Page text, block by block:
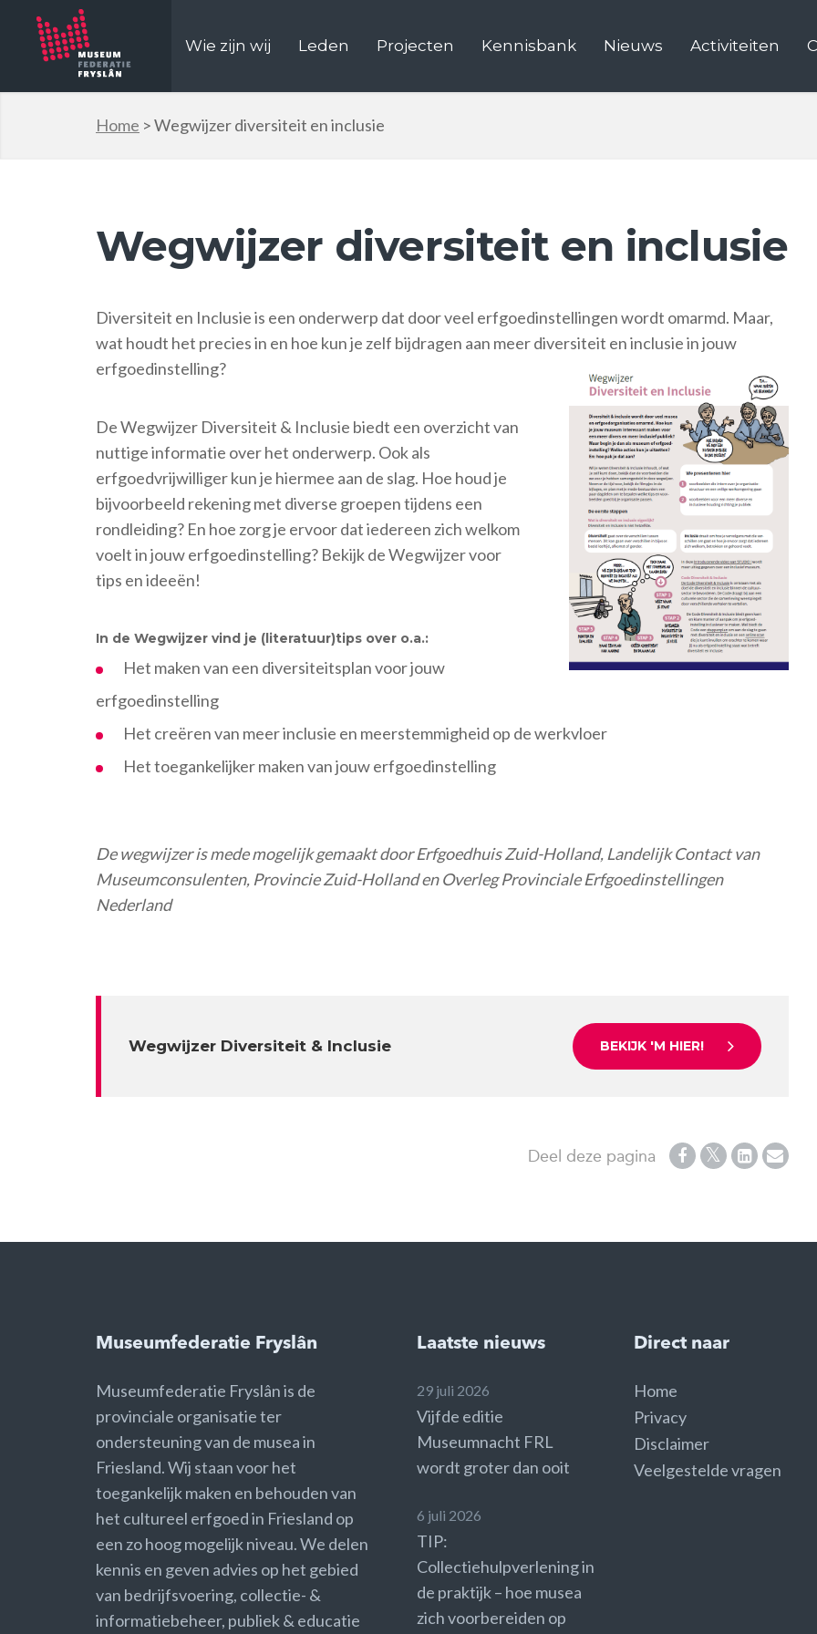
Wie zijn wij Leden Projecten Kennisbank Nieuws Activiteiten
Home >Wegwijzer diversiteit en inclusie
Wegwijzer diversiteit en inclusie
Diversiteit en Inclusie is een onderwerp dat door veel erfgoedinstellingen wordt omarmd. Maar,
wat houdt het precies in en hoe kun je zelf bijdragen aan meer diversiteit en inclusie in jouw
erfgoedinstelling?
De Wegwijzer Diversiteit & Inclusie biedt een overzicht van
nuttige informatie over het onderwerp. Ook als
erfgoedvrijwilliger kun je hiermee aan de slag. Hoe houd je
bijvoorbeeld rekening met diverse groepen tijdens een
rondleiding? En hoe zorg je ervoor dat iedereen zich welkom
voelt in jouw erfgoedinstelling? Bekijk de Wegwijzer voor
tips en ideeën!
In de Wegwijzer vind je (literatuur)tips over o.a.:
Het maken van een diversiteitsplan voor jouw
erfgoedinstelling
Het creëren van meer inclusie en meerstemmigheid op de werkvloer
Het toegankelijker maken van jouw erfgoedinstelling
De wegwijzer is mede mogelijk gemaakt door Erfgoedhuis Zuid-Holland, Landelijk Contact van
Museumconsulenten, Provincie Zuid-Holland en Overleg Provinciale Erfgoedinstellingen
Nederland
Wegwijzer Diversiteit & Inclusie BEKIJK 'M HIER!
Deel deze pagina
Museumfederatie Fryslân
Museumfederatie Fryslân is de
provinciale organisatie ter
ondersteuning van de musea in
Friesland. Wij staan voor het
toegankelijk maken en behouden van
het cultureel erfgoed in Friesland op
een zo hoog mogelijk niveau. We delen
kennis en geven advies op het gebied
van bedrijfsvoering, collectie- &
informatiebeheer, publiek & educatie
Laatste nieuws
29 juli 2026
Vijfde editie
Museumnacht FRL
wordt groter dan ooit
6 juli 2026
TIP:
Collectiehulpverlening in
de praktijk – hoe musea
zich voorbereiden op
Direct naar
Home
Privacy
Disclaimer
Veelgestelde vragen